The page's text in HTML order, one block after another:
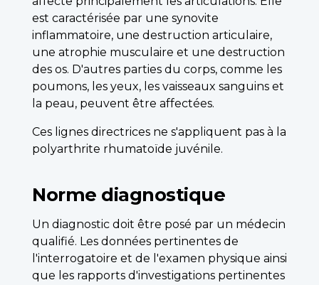
est caractérisée par une synovite
inflammatoire, une destruction articulaire,
une atrophie musculaire et une destruction
des os. D'autres parties du corps, comme les
poumons, les yeux, les vaisseaux sanguins et
la peau, peuvent être affectées.
Ces lignes directrices ne s'appliquent pas à la
polyarthrite rhumatoïde juvénile.
Norme diagnostique
Un diagnostic doit être posé par un médecin
qualifié. Les données pertinentes de
l'interrogatoire et de l'examen physique ainsi
que les rapports d'investigations pertinentes